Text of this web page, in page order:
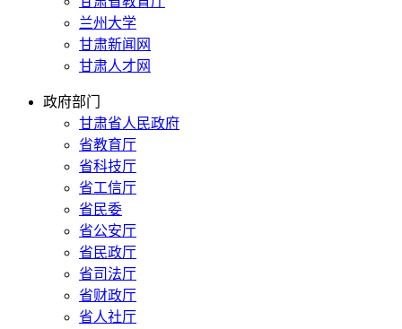
兰州大学
甘肃新闻网
甘肃人才网
政府部门
甘肃省人民政府
省教育厅
省科技厅
省工信厅
省民委
省公安厅
省民政厅
省司法厅
省财政厅
省人社厅